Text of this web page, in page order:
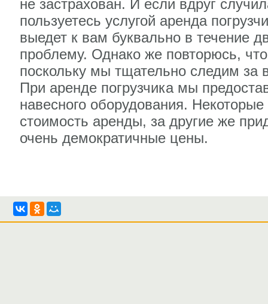
не застрахован. И если вдруг
пользуетесь услугой аренда
выедет к вам буквально в течение
проблему. Однако же повторюсь,
поскольку мы тщательно следим за
При аренде погрузчика мы
навесного оборудования.
стоимость аренды, за другие же
очень демократичные цены.